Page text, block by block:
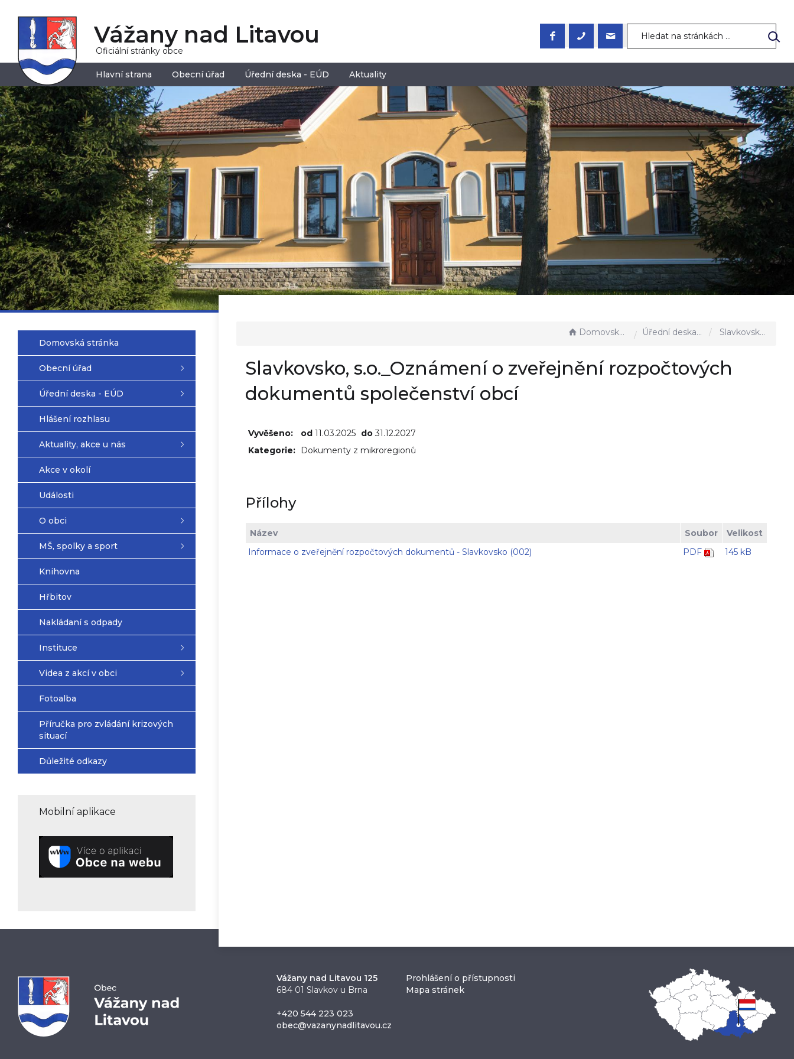
Vážany nad Litavou
Oficiální stránky obce
Hlavní strana Obecní úřad Úřední deska - EÚD Aktuality
Domovská stránka
Obecní úřad
Úřední deska - EÚD
Hlášení rozhlasu
Aktuality, akce u nás
Akce v okolí
Události
O obci
MŠ, spolky a sport
Knihovna
Hřbitov
Nakládaní s odpady
Instituce
Videa z akcí v obci
Fotoalba
Příručka pro zvládání krizových
situací
Důležité odkazy
Mobilní aplikace
Domovská stránka Úřední deska - EÚD Slavkovsko, s.o._Oznámení o zveřejnění rozpočtových dokumentů společenství obcí
Slavkovsko, s.o._Oznámení o zveřejnění rozpočtových
dokumentů společenství obcí
Vyvěšeno: od 11.03.2025 do31.12.2027
Kategorie:
Dokumenty z mikroregionů
Přílohy
Název Soubor
Velikost
Informace o zveřejnění rozpočtových dokumentů - Slavkovsko (002)
PDF 145 kB
Vážany nad Litavou 125
684 01 Slavkov u Brna
+420 544 223 023
obec@vazanynadlitavou.cz
Prohlášení o přístupnosti
Mapa stránek